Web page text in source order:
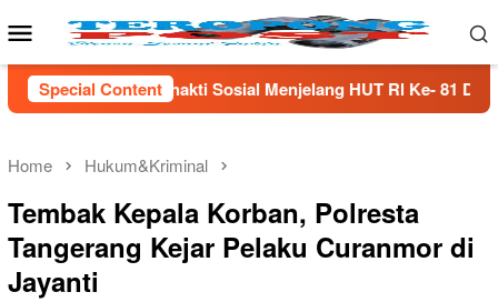
to
Mobile
Menu
Special Content
Menjelang HUT Rl Ke- 81 Di Lampung Selatan
Home Hukum&Kriminal
Tembak Kepala Korban, Polresta
Tangerang Kejar Pelaku Curanmor di
Jayanti